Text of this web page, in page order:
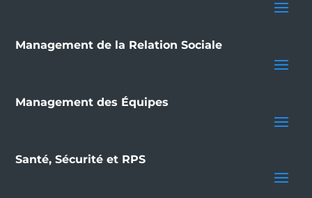
Management de la Relation Sociale
Management des Équipes
Santé, Sécurité et RPS